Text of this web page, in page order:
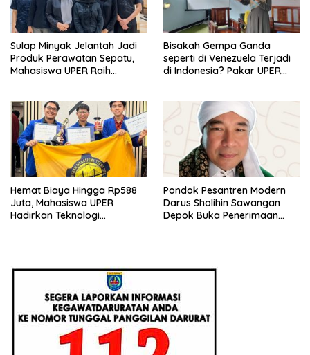
Sulap Minyak Jelantah Jadi
Produk Perawatan Sepatu,
Mahasiswa UPER Raih
Bisakah Gempa Ganda
seperti di Venezuela Terjadi
di Indonesia? Pakar UPER
Hemat Biaya Hingga Rp588
Juta, Mahasiswa UPER
Hadirkan Teknologi
Pondok Pesantren Modern
Darus Sholihin Sawangan
Depok Buka Penerimaan